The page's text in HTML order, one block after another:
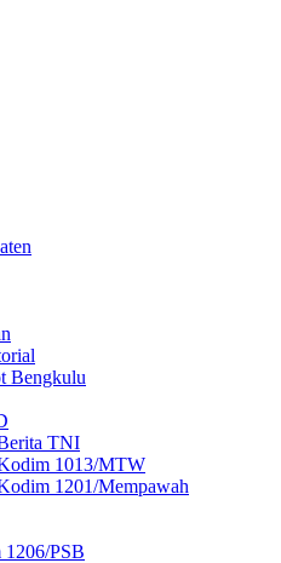
Bengkulu
TNI
1013/MTW
1201/Mempawah
PSB